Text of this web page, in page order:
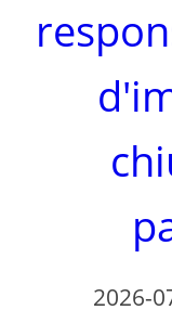
2026-